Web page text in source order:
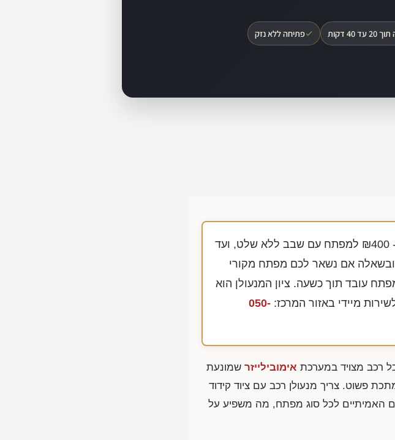
40 דקות פתיחה ללא נזק
₪400 למפתח עם שבב ללא שלט, ועד
אם נשאר לכם מפתח מקורי
עובד תוך כשעה. ציון המנעולן הוא
050-
רכב מצויד במערכת אימובילייזר שמונעת
פשוט. צריך מנעולן רכב עם ציוד קידוד
האמיתיים לכל סוג מפתח, מה משפיע על